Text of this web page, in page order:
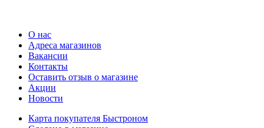
О нас
Адреса магазинов
Вакансии
Контакты
Оставить отзыв о магазине
Акции
Новости
Карта покупателя Быстроном